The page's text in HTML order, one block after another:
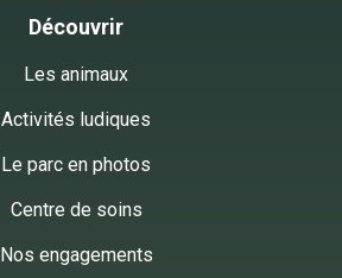
Découvrir
Les animaux
Activités ludiques
Le parc en photos
Centre de soins
Nos engagements